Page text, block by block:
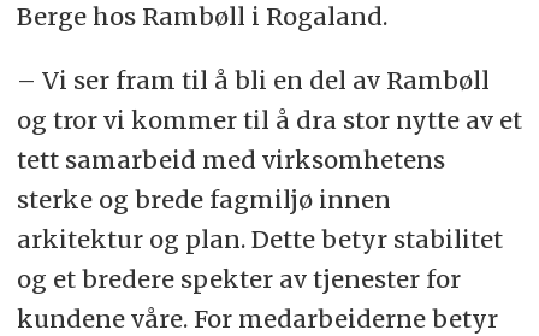
Berge hos Rambøll i Rogaland.
– Vi ser fram til å bli en del av Rambøll
og tror vi kommer til å dra stor nytte av et
tett samarbeid med virksomhetens
sterke og brede fagmiljø innen
arkitektur og plan. Dette betyr stabilitet
og et bredere spekter av tjenester for
kundene våre. For medarbeiderne betyr